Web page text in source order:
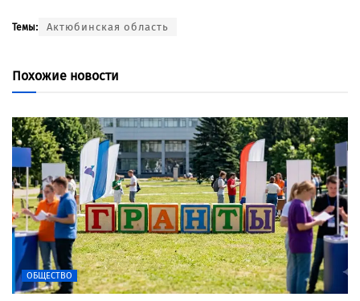
Темы: Актюбинская область
Похожие новости
ОБЩЕСТВО